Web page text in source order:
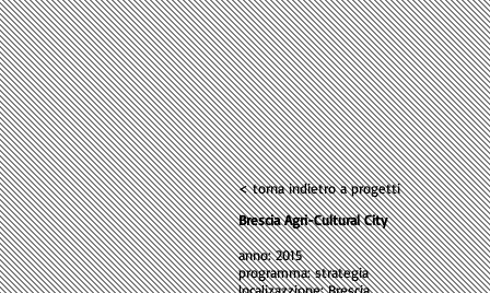
< torna indietro a progetti
Brescia Agri-Cultural City
anno: 2015
programma: strategia